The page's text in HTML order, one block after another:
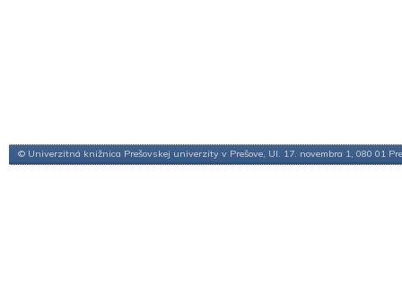
© Univerzitná knižnica Prešovskej univerzity v Prešove, Ul. 17. novembra 1, 080 01